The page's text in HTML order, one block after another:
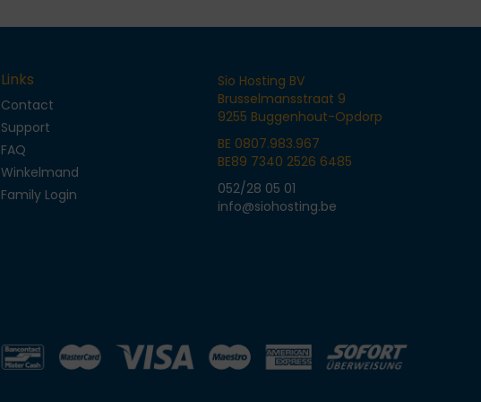
Links
Contact
Support
FAQ
Winkelmand
Family Login
Sio Hosting BV
Brusselmansstraat 9
9255 Buggenhout-Opdorp
BE 0807.983.967
BE89 7340 2526 6485
052/28 05 01
info@siohosting.be